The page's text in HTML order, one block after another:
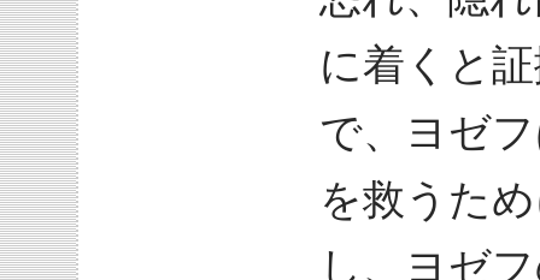
に着くと
で、ヨゼ
を救うた
し、ヨゼ